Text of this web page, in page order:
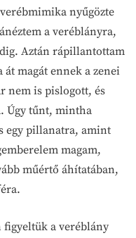
nyűgözte
a veréblányra,
Aztán rápillantottam
magát ennek a zenei
nem is pislogott, és
Úgy tűnt, mintha
egy pillanatra, amint
magam,
műértő áhítatában,
a veréblány